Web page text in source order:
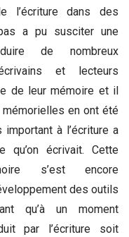
l’écriture dans des
a pu susciter une
de nombreux
et lecteurs
de leur mémoire et il
en ont été
à l’écriture a
écrivait. Cette
s’est encore
des outils
qu’à un moment
par l’écriture soit